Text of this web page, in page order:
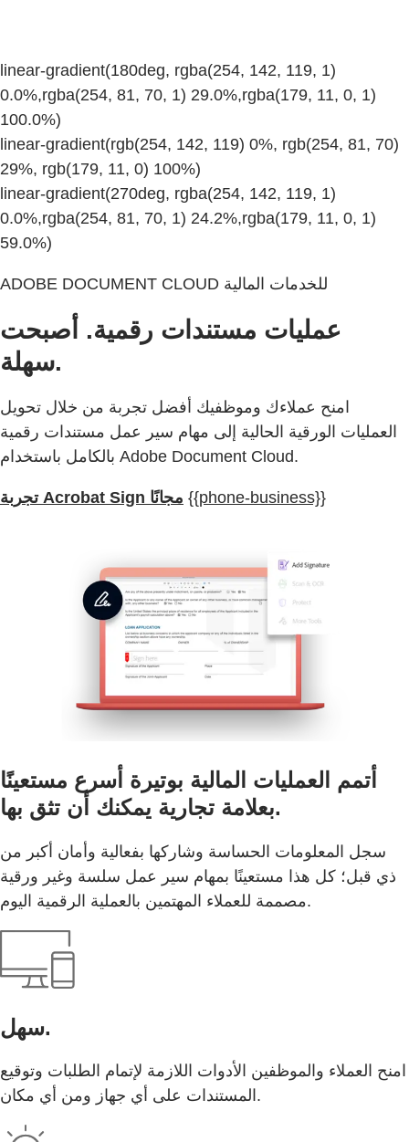
linear-gradient(180deg, rgba(254, 142, 119, 1)
0.0%,rgba(254, 81, 70, 1) 29.0%,rgba(179, 11, 0, 1)
100.0%)
linear-gradient(rgb(254, 142, 119) 0%, rgb(254, 81, 70)
29%, rgb(179, 11, 0) 100%)
linear-gradient(270deg, rgba(254, 142, 119, 1)
0.0%,rgba(254, 81, 70, 1) 24.2%,rgba(179, 11, 0, 1)
59.0%)
ADOBE DOCUMENT CLOUD للخدمات المالية
عمليات مستندات رقمية. أصبحت
سهلة.
امنح عملاءك وموظفيك أفضل تجربة من خلال تحويل
العمليات الورقية الحالية إلى مهام سير عمل مستندات رقمية
بالكامل باستخدام Adobe Document Cloud.
تجربة Acrobat Sign مجانًا {{phone-business}}
أتمم العمليات المالية بوتيرة أسرع مستعينًا
بعلامة تجارية يمكنك أن تثق بها.
سجل المعلومات الحساسة وشاركها بفعالية وأمان أكبر من
ذي قبل؛ كل هذا مستعينًا بمهام سير عمل سلسة وغير ورقية
مصممة للعملاء المهتمين بالعملية الرقمية اليوم.
سهل.
امنح العملاء والموظفين الأدوات اللازمة لإتمام الطلبات وتوقيع
المستندات على أي جهاز ومن أي مكان.